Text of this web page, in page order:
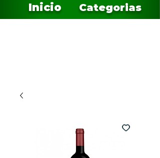
Inicio Categorias